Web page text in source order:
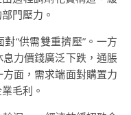
門壓力。
“供需雙重擠壓”。一方
力價錢廣泛下跌，通脹
面，需求端面對購置力
毛利。